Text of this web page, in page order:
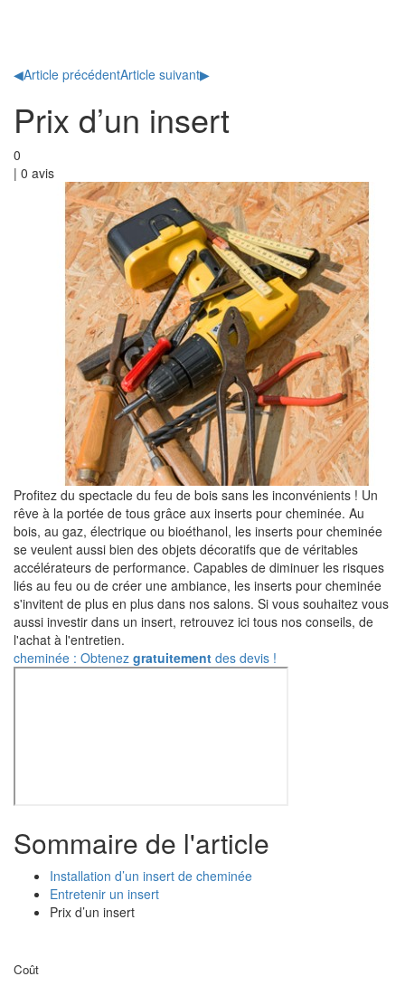
◀Article précédentArticle suivant▶
Prix d’un insert
0
| 0 avis
Profitez du spectacle du feu de bois sans les inconvénients ! Un
rêve à la portée de tous grâce aux inserts pour cheminée. Au
bois, au gaz, électrique ou bioéthanol, les inserts pour cheminée
se veulent aussi bien des objets décoratifs que de véritables
accélérateurs de performance. Capables de diminuer les risques
liés au feu ou de créer une ambiance, les inserts pour cheminée
s'invitent de plus en plus dans nos salons. Si vous souhaitez vous
aussi investir dans un insert, retrouvez ici tous nos conseils, de
l'achat à l'entretien.
cheminée : Obtenez gratuitement des devis !
Sommaire de l'article
Installation d’un insert de cheminée
Entretenir un insert
Prix d’un insert
Coût